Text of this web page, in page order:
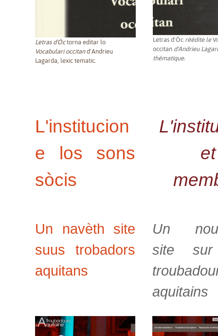
Letras d'Òctorna editar lo
Vocabulari occitand'Andrieu
Lagarda, lexic tematic.
Letras d'Òc réédite le
occitan d'Andrieu
thématique.
L'institucion
e los sons
sòcis
Un navèth site
suus trobadors
aquitans
Un
site
aquitains